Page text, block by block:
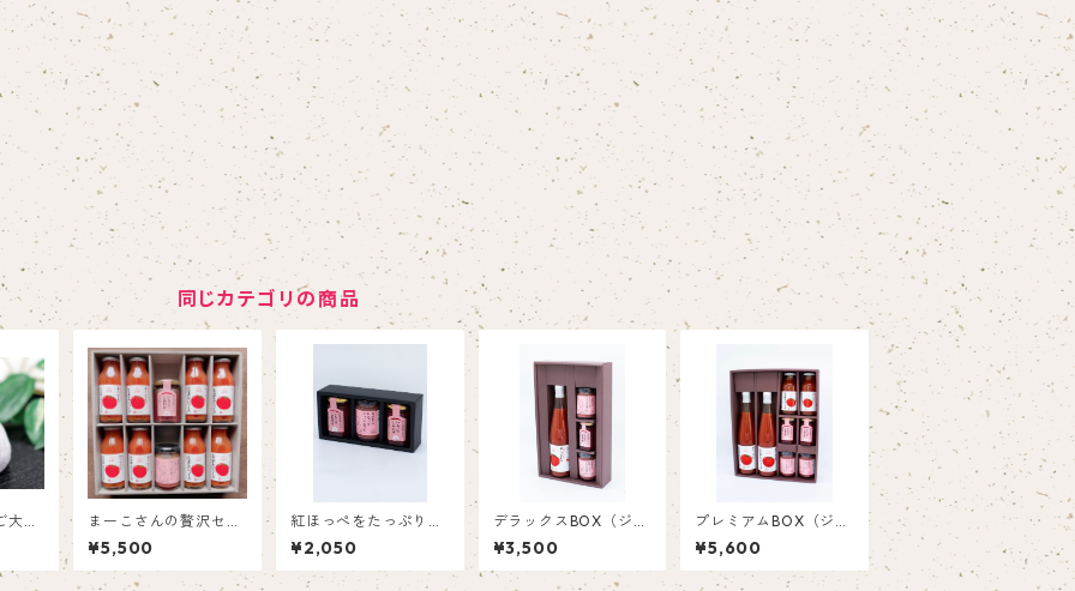
同じカテゴリの商品
大福
6
まーこさんの贅沢セッ
ト
¥5,500
紅ほっぺをたっぷり使
ったいちごバター1個
といちごジャム2個
¥2,050
デラックスBOX（ジュ
ースとスプレッドのギ
フトセット）
¥3,500
プレミアムBOX（ジュ
ースとスプレッドのギ
フトセット）
¥5,600